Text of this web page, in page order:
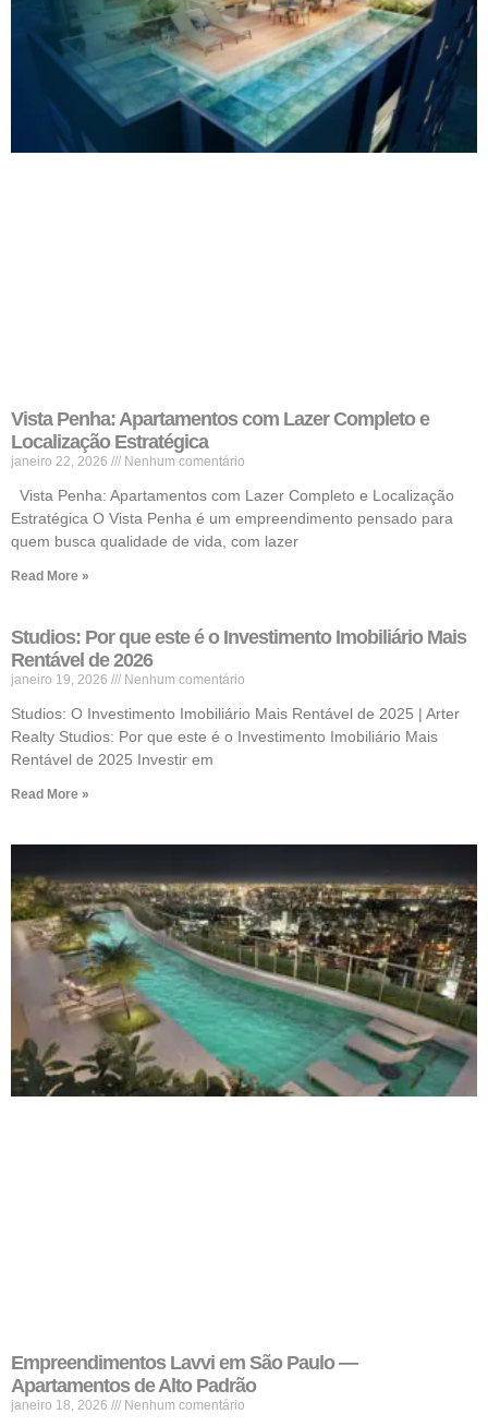
Vista Penha: Apartamentos com Lazer Completo e
Localização Estratégica
janeiro 22, 2026 Nenhum comentário
Vista Penha: Apartamentos com Lazer Completo e Localização
Estratégica O Vista Penha é um empreendimento pensado para
quem busca qualidade de vida, com lazer
Read More »
Studios: Por que este é o Investimento Imobiliário Mais
Rentável de 2026
janeiro 19, 2026 Nenhum comentário
Studios: O Investimento Imobiliário Mais Rentável de 2025 | Arter
Realty Studios: Por que este é o Investimento Imobiliário Mais
Rentável de 2025 Investir em
Read More »
Empreendimentos Lavvi em São Paulo —
Apartamentos de Alto Padrão
janeiro 18, 2026 Nenhum comentário